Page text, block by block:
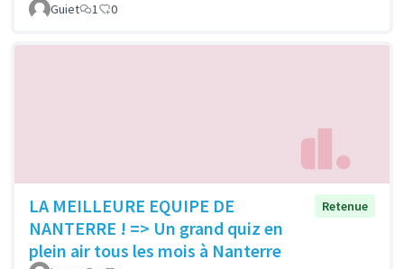
Guiet
1 0
LA MEILLEURE EQUIPE DE
NANTERRE ! => Un grand quiz en
plein air tous les mois à Nanterre
Retenue